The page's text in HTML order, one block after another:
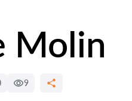
Molin
9